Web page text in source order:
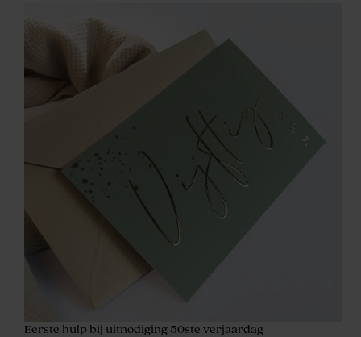
Eerste hulp bij uitnodiging 50ste verjaardag